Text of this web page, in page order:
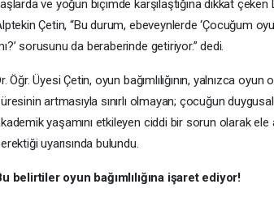
ve yoğun biçimde karşılaştığına dikkat çeken
Çetin, “Bu durum, ebeveynlerde ‘Çocuğum
sorusunu da beraberinde getiriyor.” dedi.
Öğr. Üyesi Çetin, oyun bağımlılığının, yalnızca oyun
artmasıyla sınırlı olmayan; çocuğun
yaşamını etkileyen ciddi bir sorun olarak ele
uyarısında bulundu.
belirtiler oyun bağımlılığına işaret ediyor!